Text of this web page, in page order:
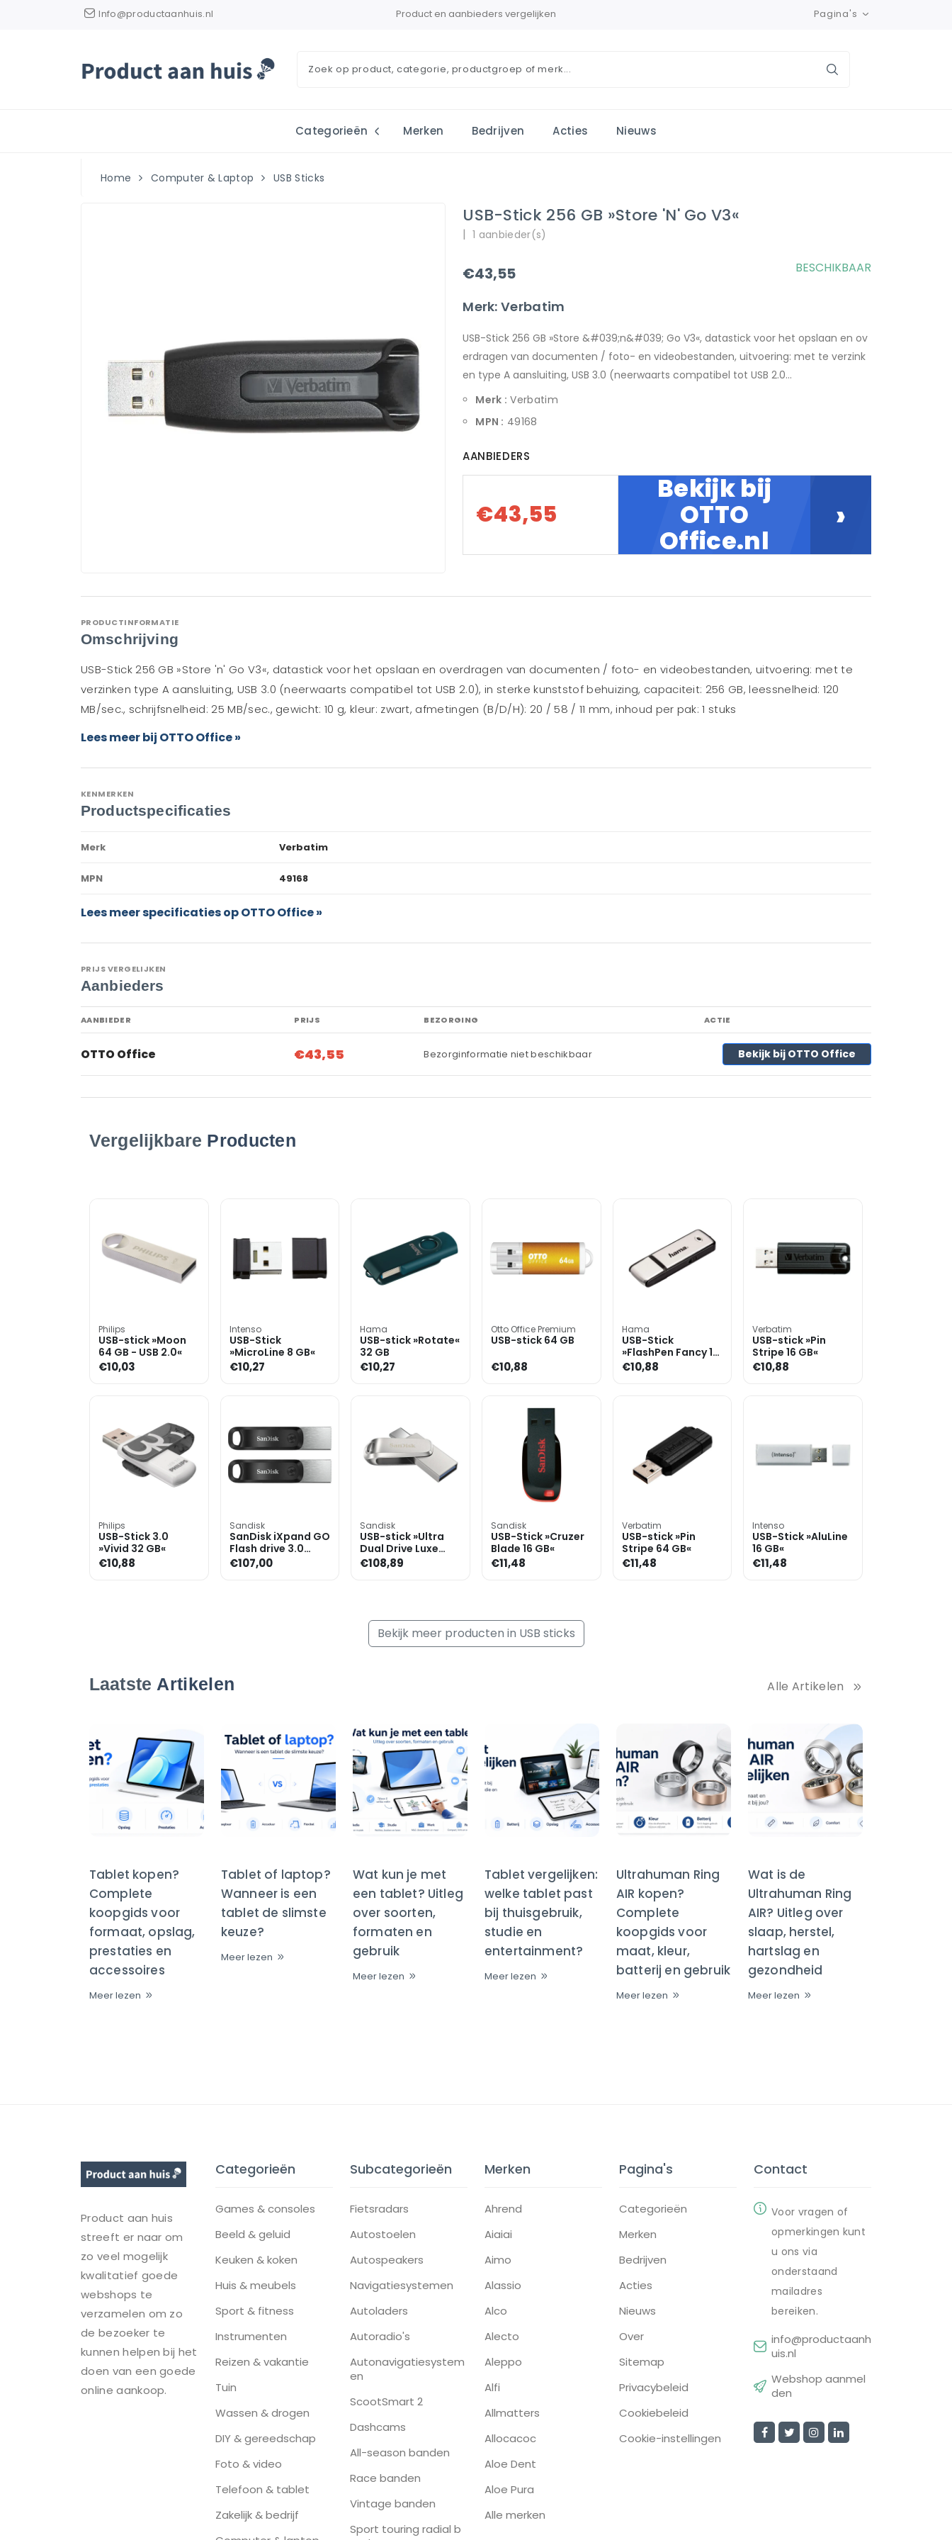
Info@productaanhuis.nl Product en aanbieders vergelijken Pagina's
Categorieën Merken Bedrijven Acties Nieuws
Home Computer & Laptop USB Sticks
USB-Stick 256 GB »Store 'n' Go V3«
|1 aanbieder(s)
€43,55
Merk: Verbatim
BESCHIKBAAR
USB-Stick 256 GB »Store &#039;n&#039; Go V3«, datastick voor het opslaan en ov
erdragen van documenten / foto- en videobestanden, uitvoering: met te verzink
en type A aansluiting, USB 3.0 (neerwaarts compatibel tot USB 2.0...
Merk : Verbatim
MPN : 49168
AANBIEDERS
€43,55
Bekijk bij
OTTO
Office.nl
›
PRODUCTINFORMATIE
Omschrijving
USB-Stick 256 GB »Store 'n' Go V3«, datastick voor het opslaan en overdragen van documenten / foto- en videobestanden, uitvoering: met te
verzinken type A aansluiting, USB 3.0 (neerwaarts compatibel tot USB 2.0), in sterke kunststof behuizing, capaciteit: 256 GB, leessnelheid: 120
MB/sec., schrijfsnelheid: 25 MB/sec., gewicht: 10 g, kleur: zwart, afmetingen (B/D/H): 20 / 58 / 11 mm, inhoud per pak: 1 stuks
Lees meer bij OTTO Office »
KENMERKEN
Productspecificaties
Merk Verbatim
MPN 49168
Lees meer specificaties op OTTO Office »
PRIJS VERGELIJKEN
Aanbieders
AANBIEDER PRIJS BEZORGING ACTIE
OTTO Office €43,55 Bezorginformatie niet beschikbaar Bekijk bij OTTO Office
Vergelijkbare Producten
Philips
USB-stick »Moon
64 GB - USB 2.0«
€10,03
Intenso
USB-Stick
»MicroLine 8 GB«
€10,27
Hama
USB-stick »Rotate«
32 GB
€10,27
Otto Office Premium
USB-stick 64 GB
€10,88
Hama
USB-Stick
»FlashPen Fancy 16
GB«
€10,88
Verbatim
USB-stick »Pin
Stripe 16 GB«
€10,88
Philips
USB-Stick 3.0
»Vivid 32 GB«
€10,88
Sandisk
SanDisk iXpand GO
Flash drive 3.0
128GB Duo Pack
€107,00
Sandisk
USB-stick »Ultra
Dual Drive Luxe
Type-C« 512 GB
€108,89
Sandisk
USB-Stick »Cruzer
Blade 16 GB«
€11,48
Verbatim
USB-stick »Pin
Stripe 64 GB«
€11,48
Intenso
USB-Stick »AluLine
16 GB«
€11,48
Bekijk meer producten in USB sticks
Laatste Artikelen Alle Artikelen
Tablet kopen?
Complete
koopgids voor
formaat, opslag,
prestaties en
accessoires
Meer lezen
Tablet of laptop?
Wanneer is een
tablet de slimste
keuze?
Meer lezen
Wat kun je met
een tablet? Uitleg
over soorten,
formaten en
gebruik
Meer lezen
Tablet vergelijken:
welke tablet past
bij thuisgebruik,
studie en
entertainment?
Meer lezen
Ultrahuman Ring
AIR kopen?
Complete
koopgids voor
maat, kleur,
batterij en gebruik
Meer lezen
Wat is de
Ultrahuman Ring
AIR? Uitleg over
slaap, herstel,
hartslag en
gezondheid
Meer lezen
Product aan huis
streeft er naar om
zo veel mogelijk
kwalitatief goede
webshops te
verzamelen om zo
de bezoeker te
kunnen helpen bij het
doen van een goede
online aankoop.
Categorieën
Games & consoles
Beeld & geluid
Keuken & koken
Huis & meubels
Sport & fitness
Instrumenten
Reizen & vakantie
Tuin
Wassen & drogen
DIY & gereedschap
Foto & video
Telefoon & tablet
Zakelijk & bedrijf
Subcategorieën
Fietsradars
Autostoelen
Autospeakers
Navigatiesystemen
Autoladers
Autoradio's
Autonavigatiesystem
en
ScootSmart 2
Dashcams
All-season banden
Race banden
Vintage banden
Sport touring radial b
Merken
Ahrend
Aiaiai
Aimo
Alassio
Alco
Alecto
Aleppo
Alfi
Allmatters
Allocacoc
Aloe Dent
Aloe Pura
Alle merken
Pagina's
Categorieën
Merken
Bedrijven
Acties
Nieuws
Over
Sitemap
Privacybeleid
Cookiebeleid
Cookie-instellingen
Contact
Voor vragen of
opmerkingen kunt
u ons via
onderstaand
mailadres
bereiken.
info@productaanh
uis.nl
Webshop aanmel
den